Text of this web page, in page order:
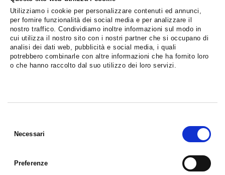
Utilizziamo i cookie per personalizzare contenuti ed annunci,
per fornire funzionalità dei social media e per analizzare il
nostro traffico. Condividiamo inoltre informazioni sul modo in
cui utilizza il nostro sito con i nostri partner che si occupano di
analisi dei dati web, pubblicità e social media, i quali
potrebbero combinarle con altre informazioni che ha fornito loro
o che hanno raccolto dal suo utilizzo dei loro servizi.
Necessari
Preferenze